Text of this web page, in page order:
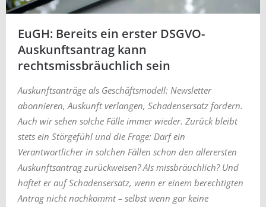
EuGH: Bereits ein erster DSGVO-
Auskunftsantrag kann
rechtsmissbräuchlich sein
Auskunftsanträge als Geschäftsmodell: Newsletter
abonnieren, Auskunft verlangen, Schadensersatz fordern.
Auch wir sehen solche Fälle immer wieder. Zurück bleibt
stets ein Störgefühl und die Frage: Darf ein
Verantwortlicher in solchen Fällen schon den allerersten
Auskunftsantrag zurückweisen? Als missbräuchlich? Und
haftet er auf Schadensersatz, wenn er einem berechtigten
Antrag nicht nachkommt – selbst wenn gar keine